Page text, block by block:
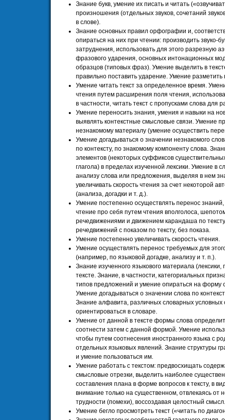
Знание букв, умение их писать и читать
произношения (отдельных звуков, сочетаний
в слове).
Знание основных правил орфографии и,
опираться на них при чтении: производить звуко-
затруднения, использовать для этого разрезную
фразового ударения, основных интонационных
образцов (типовых фраз). Умение выделить в
правильно поставить ударение. Умение разметить
Умение читать текст за определенное время.
чтения путем расширения поля чтения,
в частности, читать текст с пропусками слова для
Умение переносить знания, умения и навыки на
выявлять контекстные смысловые связи. Умение
незнакомому материалу (умение осуществить
Умение догадываться о значении незнакомого
по контексту, по знакомому компоненту слова.
элементов (некоторых суффиксов
глагола) в пределах изученной лексики. Умение в
анализу слова или предложения, выделяя в нем
увеличивать скорость чтения за счет некоторой
(анализа, догадки и т. д.).
Умение постепенно осуществлять перенос
чтение про себя путем чтения вполголоса,
речедвижениями и движением карандаша по
речедвижений с показом по тексту, без показа.
Умение постепенно увеличивать скорость чтения.
Умение осуществлять перенос требуемых для
(например, по языковой догадке, анализу и т. п.).
Знание изученного языкового материала (лексики,
тексте. Знание, в частности, категориальных
типов предложений и умение опираться на форму
Умение догадываться о значении слова по
Знание алфавита, различных словарных
ориентироваться в словаре.
Умение от данной в тексте формы слова
соотнести затем с данной формой. Умение
чтобы путем соотнесения иностранного языка с
отдельных языковых явлений. Знание структуры
и умение пользоваться им.
Умение работать с текстом: предвосхищать
смысловые отрезки, выделить наиболее
составления плана в форме вопросов к тексту, в
внимание только на существенном, отвлекаясь от
трудности (помехи), воссоздавая целостный
Умение бегло просмотреть текст («читать по